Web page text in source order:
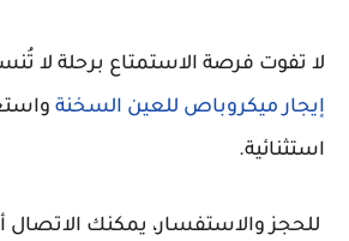
لا تفوت فرصة الاستمتاع برحلة لا
إيجار ميكروباص للعين السخنة
استثنائية.
للحجز والاستفسار، يمكنك الاتصال